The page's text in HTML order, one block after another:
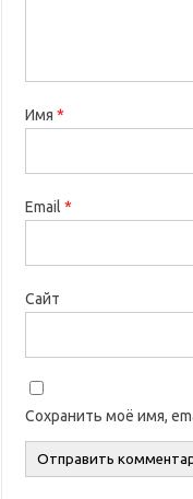
Имя *
Email *
Сайт
Сохранить моё имя,